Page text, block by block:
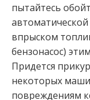
пытайтесь
впрыском
бензонасос)
Придется
некоторых
повреждениям